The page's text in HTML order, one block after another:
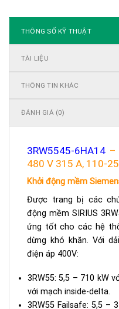
THÔNG SỐ KỸ THUẬT
TÀI LIỆU
THÔNG TIN KHÁC
ĐÁNH GIÁ (0)
3RW5545-6HA14 –
480 V 315 A, 110-
Khởi động mềm
Được trang bị các
động mềm SIRIUS
ứng tốt cho các hệ
dừng khó khăn. Với
điện áp 400V:
3RW55: 5,5 – 710 kW
với mạch inside-delta.
3RW55 Failsafe: 5,5 –